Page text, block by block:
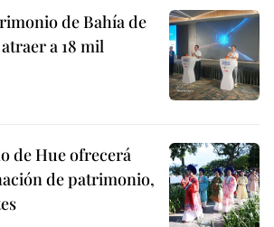
de Bahía de
a 18 mil
de Hue ofrecerá
de patrimonio,